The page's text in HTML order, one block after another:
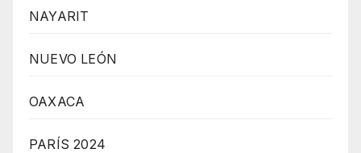
NAYARIT
NUEVO LEÓN
OAXACA
PARÍS 2024